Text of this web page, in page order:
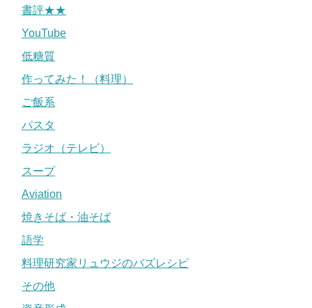
書評★★
YouTube
低糖質
作ってみた！（料理）
ご飯系
パスタ
ラジオ（テレビ）
スープ
Aviation
焼きそば・油そば
語学
料理研究家リュウジのバズレシピ
その他